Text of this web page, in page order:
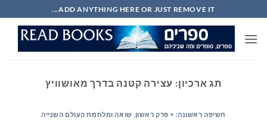
to
content
ADD ANYTHING HERE OR JUST REMOVE IT...
תג ארכיון: עצירה קטנה בדרך מאושוויץ
חשיפה ראשונה: + פרק ראשון שואה ומלחמת העולם השנייה